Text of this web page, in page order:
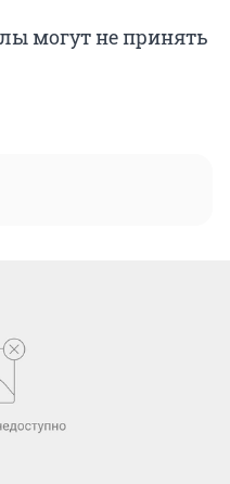
могут не принять